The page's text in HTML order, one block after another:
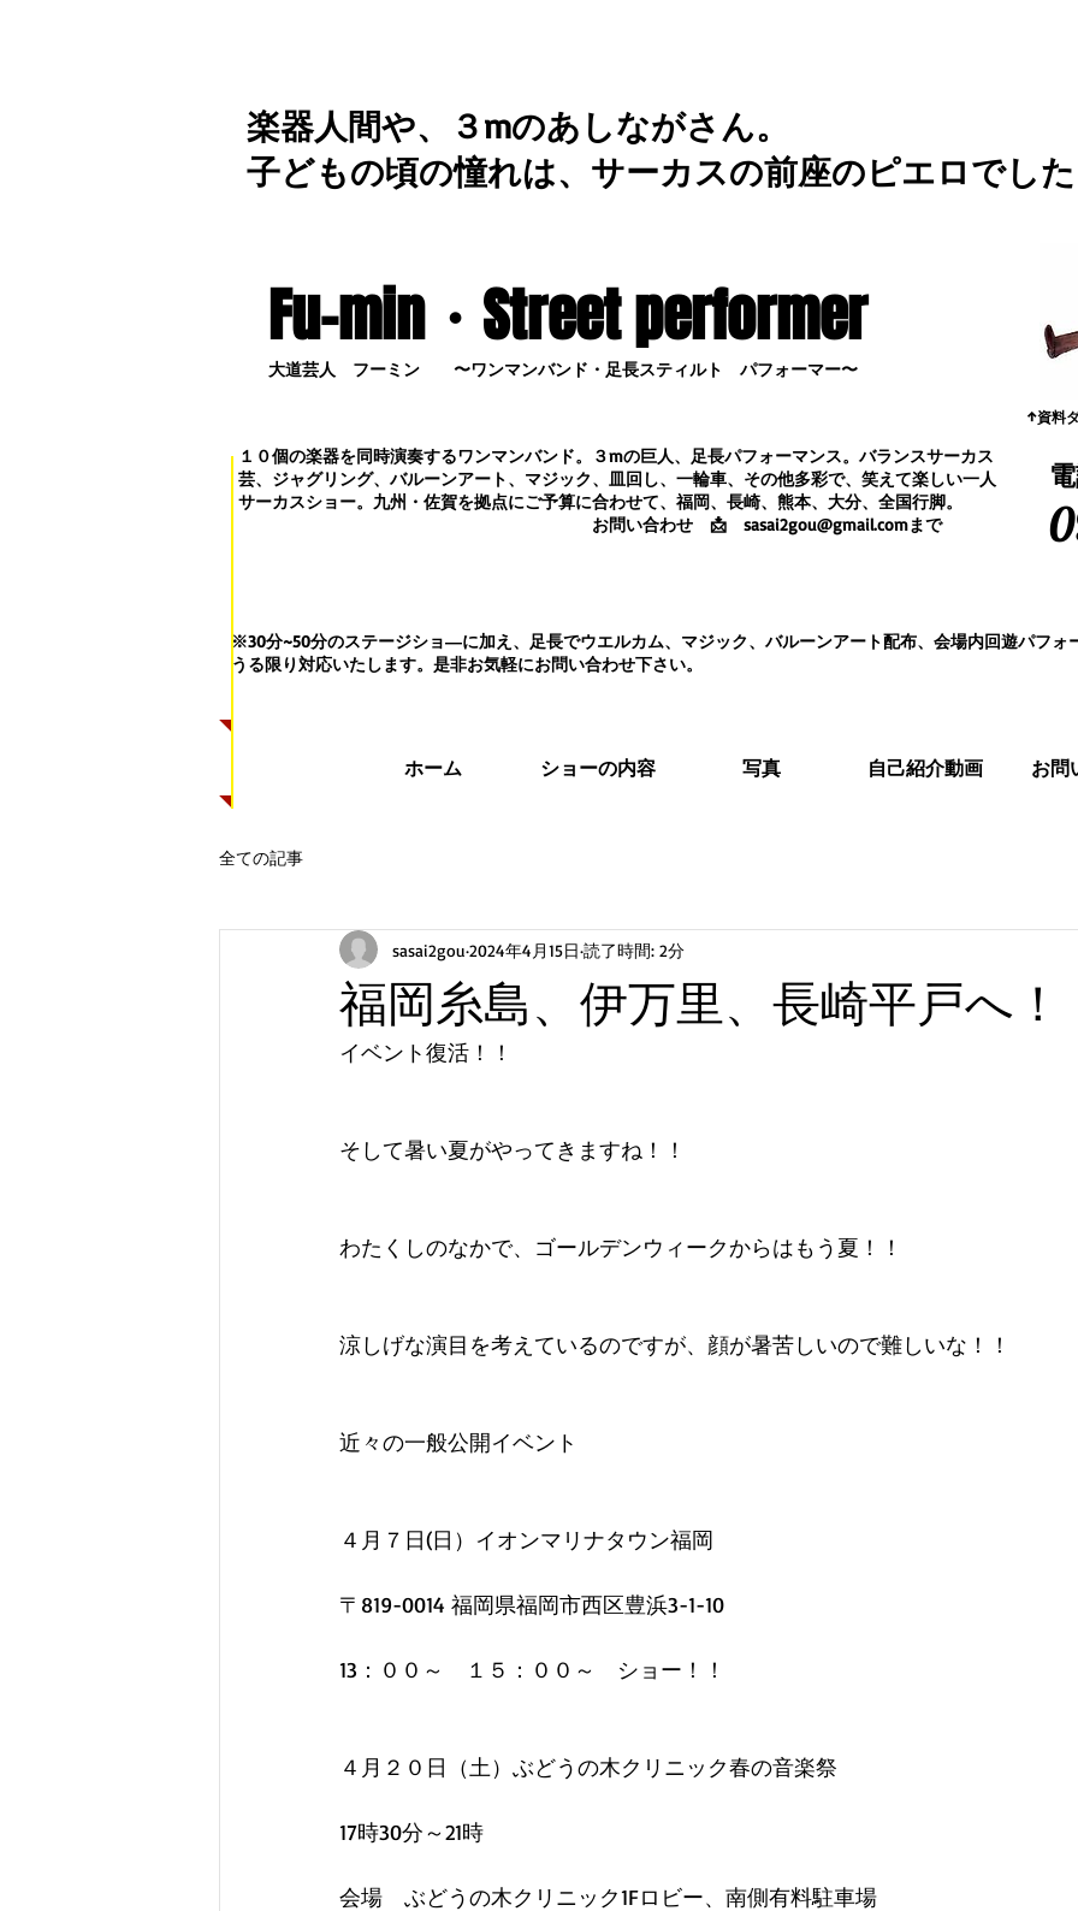
楽器人間や、３mのあしながさん。
子どもの頃の憧れは、サーカスの前座のピエロでし
Fu-min・Street performer
大道芸人 フーミン 〜ワンマンバンド・足長スティルト パフォーマー〜
​↑資料
１０個の楽器を同時演奏するワンマンバンド。３mの巨人、足長パフォーマンス。 バランスサーカス
芸、ジャグリング、バルーンアート、マジック、皿回し、一輪車、その他多彩で、笑えて楽しい一人
サーカスショー。九州・佐賀を拠点にご予算に合わせて、福岡、長崎、熊本、大分、全国行脚。
お問い合わせ 📩 sasai2gou@gmail.comまで
※30分~50分のステージショ―に加え、足長でウエルカム、マジック、バルーンアート配布、会場内回遊パフォ
うる限り対応いたします。 是非お気軽にお問い合わせ下さい。
ホーム ショーの内容 写真 自己紹介動画 お問
全ての記事
福岡糸島、伊万里、長崎平戸へ！
sasai2gou 2024年4月15日 読了時間: 2分
イベント復活！！
そして暑い夏がやってきますね！！
わたくしのなかで、ゴールデンウィークからはもう夏！！
涼しげな演目を考えているのですが、顔が暑苦しいので難しいな！！
近々の一般公開イベント
４月７日(日）イオンマリナタウン福岡
〒819-0014 福岡県福岡市西区豊浜3-1-10
13：００～　１５：００～　ショー！！
４月２０日（土）ぶどうの木クリニック春の音楽祭
17時30分～21時
会場　ぶどうの木クリニック1Fロビー、南側有料駐車場